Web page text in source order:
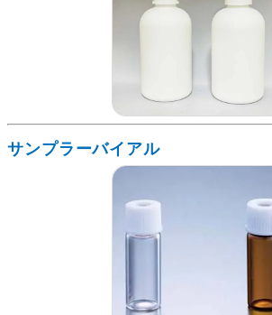
サンプラーバイアル